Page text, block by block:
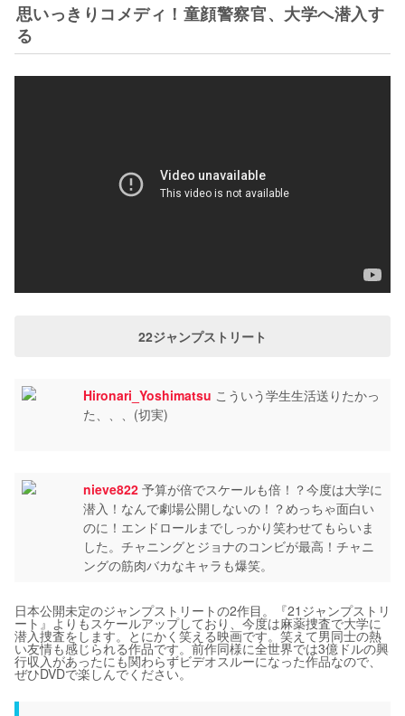
思いっきりコメディ！童顔警察官、大学へ潜入す
る
22ジャンプストリート
Hironari_Yoshimatsu こういう学生生活送りたかっ
た、、、(切実)
nieve822 予算が倍でスケールも倍！？今度は大学に
潜入！なんで劇場公開しないの！？めっちゃ面白い
のに！エンドロールまでしっかり笑わせてもらいま
した。チャニングとジョナのコンビが最高！チャニ
ングの筋肉バカなキャラも爆笑。
日本公開未定のジャンプストリートの2作目。『21ジャンプストリ
ート』よりもスケールアップしており、今度は麻薬捜査で大学に
潜入捜査をします。とにかく笑える映画です。笑えて男同士の熱
い友情も感じられる作品です。前作同様に全世界では3億ドルの興
行収入があったにも関わらずビデオスルーになった作品なので、
ぜひDVDで楽しんでください。